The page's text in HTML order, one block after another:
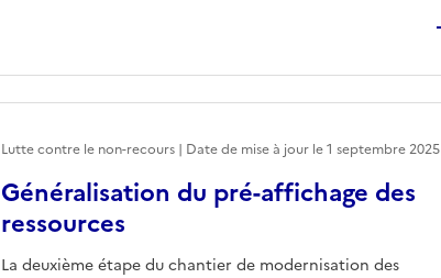
Généralisation du pré-affichage des
ressources
La deuxième étape du chantier de modernisation des
Lutte contre le non-recours | Date de mise à jour le1 septembre 2025